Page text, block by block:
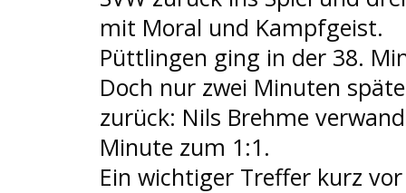
mit Moral und Kampfgeist.
Püttlingen ging in der 38.
Doch nur zwei Minuten
zurück: Nils Brehme
Minute zum 1:1.
Ein wichtiger Treffer kurz